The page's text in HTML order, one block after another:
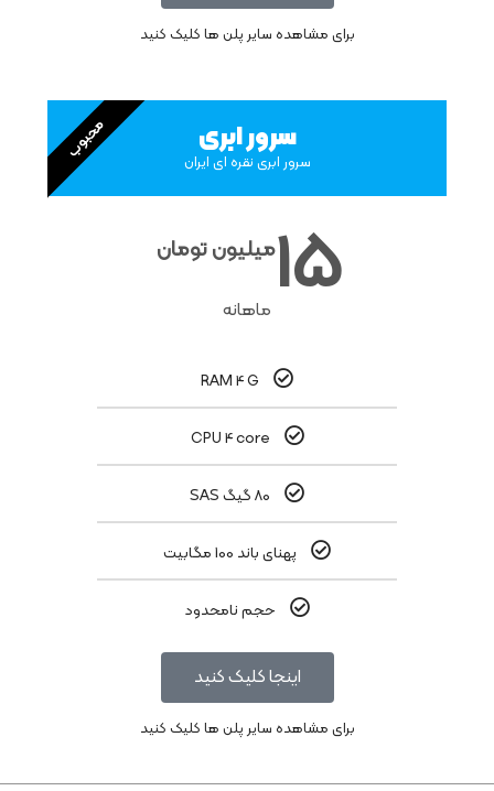
برای مشاهده سایر پلن ها کلیک کنید
سرور ابری
سرور ابری نقره ای ایران
میلیون تومان15ماهانه
RAM 4 G
CPU 4 core
80 گیگ SAS
پهنای باند 100 مگابیت
حجم نامحدود
اینجا کلیک کنید
برای مشاهده سایر پلن ها کلیک کنید
محبوب